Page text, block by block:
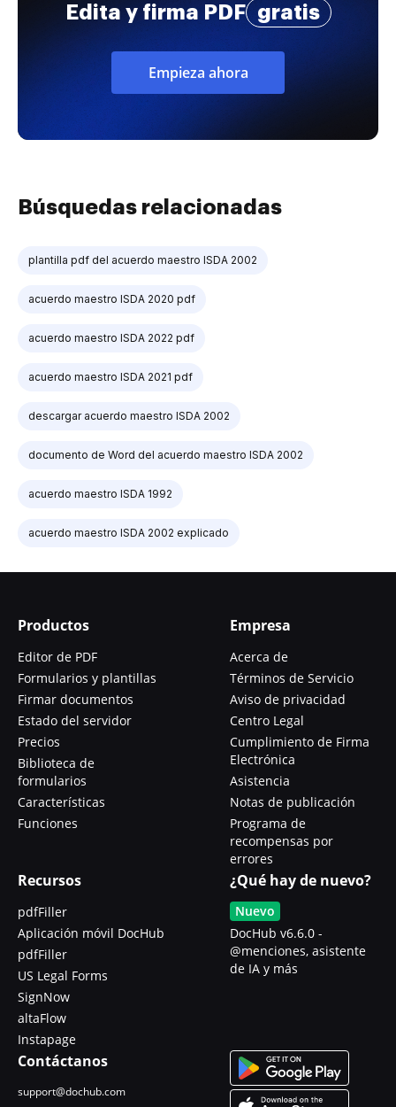
Edita y firma PDF gratis
Empieza ahora
Búsquedas relacionadas
plantilla pdf del acuerdo maestro ISDA 2002
acuerdo maestro ISDA 2020 pdf
acuerdo maestro ISDA 2022 pdf
acuerdo maestro ISDA 2021 pdf
descargar acuerdo maestro ISDA 2002
documento de Word del acuerdo maestro ISDA 2002
acuerdo maestro ISDA 1992
acuerdo maestro ISDA 2002 explicado
Productos
Editor de PDF
Formularios y plantillas
Firmar documentos
Estado del servidor
Precios
Biblioteca de
formularios
Características
Funciones
Empresa
Acerca de
Términos de Servicio
Aviso de privacidad
Centro Legal
Cumplimiento de Firma
Electrónica
Asistencia
Notas de publicación
Programa de
recompensas por
errores
Recursos
pdfFiller
Aplicación móvil DocHub
pdfFiller
US Legal Forms
SignNow
altaFlow
Instapage
¿Qué hay de nuevo?
Nuevo
DocHub v6.6.0 -
@menciones, asistente
de IA y más
Contáctanos
support@dochub.com